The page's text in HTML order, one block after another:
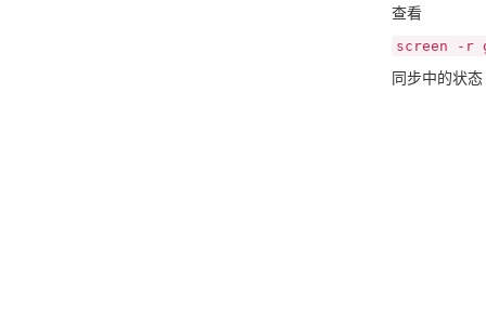
查看
screen -r
同步中的状态